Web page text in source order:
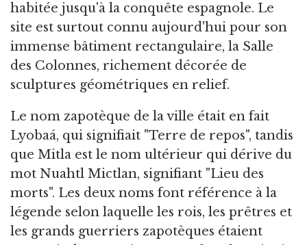
habitée jusqu'à la conquête espagnole. Le
site est surtout connu aujourd'hui pour son
immense bâtiment rectangulaire, la Salle
des Colonnes, richement décorée de
sculptures géométriques en relief.
Le nom zapotèque de la ville était en fait
Lyobaá, qui signifiait "Terre de repos", tandis
que Mitla est le nom ultérieur qui dérive du
mot Nuahtl Mictlan, signifiant "Lieu des
morts". Les deux noms font référence à la
légende selon laquelle les rois, les prêtres et
les grands guerriers zapotèques étaient